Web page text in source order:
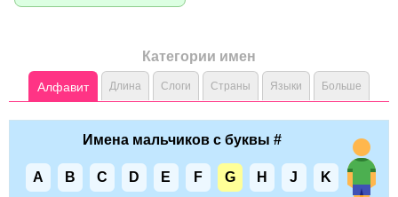
Категории имен
Алфавит Длина Слоги Страны Языки Больше
Имена мальчиков с буквы #
A B C D E F G H J K